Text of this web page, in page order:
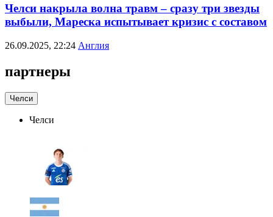
Челси накрыла волна травм – сразу три звезды
выбыли, Мареска испытывает кризис с составом
26.09.2025, 22:24 Англия
партнеры
Челси
Челси